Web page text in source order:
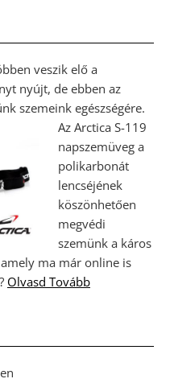
veszik elő a
nyújt, de ebben az
szemeink egészségére.
Az Arctica S-119
napszemüveg a
polikarbonát
lencséjének
köszönhetően
megvédi
szemünk a káros
ma már online is
Olvasd Tovább